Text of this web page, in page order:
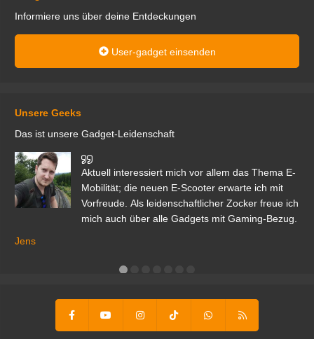
Informiere uns über deine Entdeckungen
User-gadget einsenden
Unsere Geeks
Das ist unsere Gadget-Leidenschaft
Aktuell interessiert mich vor allem das Thema E-
Mobilität; die neuen E-Scooter erwarte ich mit
Vorfreude. Als leidenschaftlicher Zocker freue ich
mich auch über alle Gadgets mit Gaming-Bezug.
Jens